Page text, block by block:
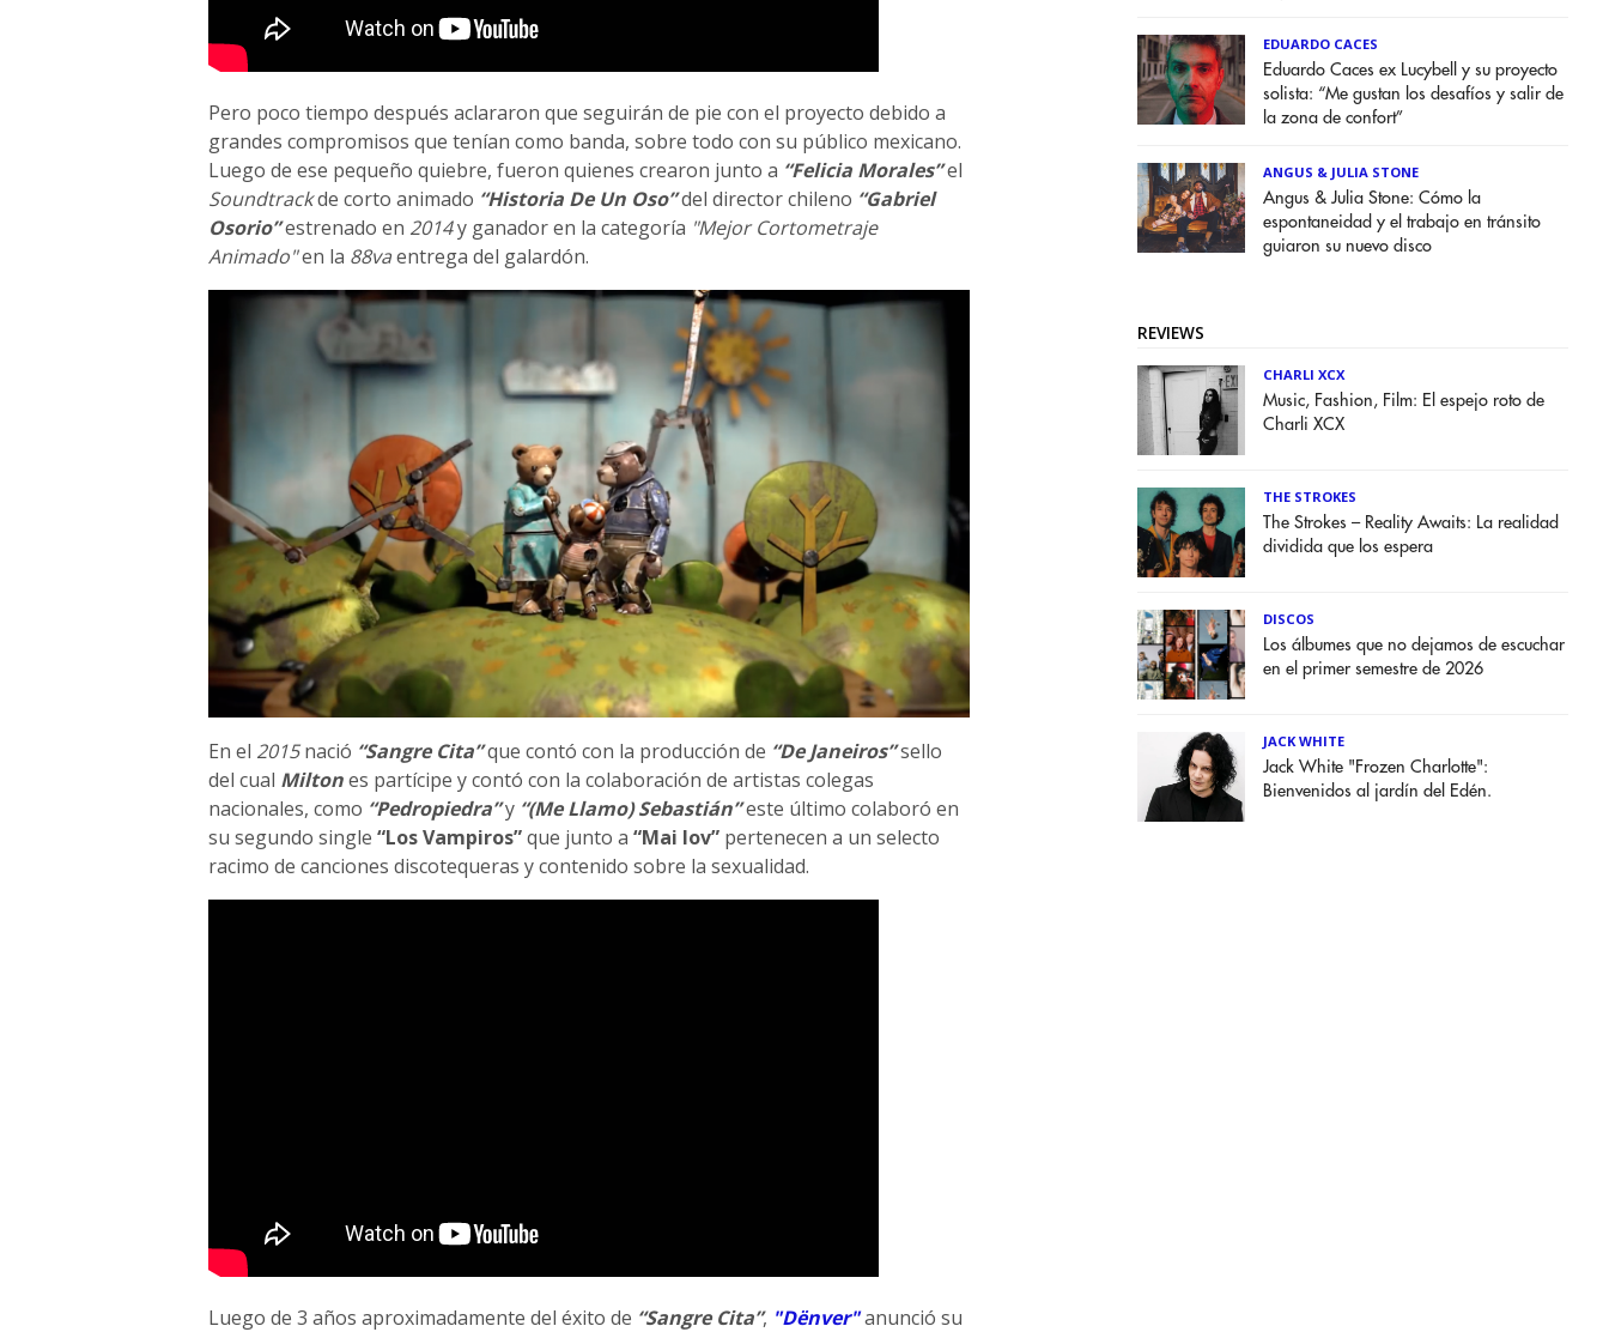
Pero poco tiempo después aclararon que seguirán de pie con el proyecto debido a
grandes compromisos que tenían como banda, sobre todo con su público mexicano.
Luego de ese pequeño quiebre, fueron quienes crearon junto a “Felicia Morales”el
Soundtrackde corto animado “Historia De Un Oso”del director chileno “Gabriel
Osorio”estrenado en 2014y ganador en la categoría "Mejor Cortometraje
Animado"en la 88vaentrega del galardón.
En el 2015nació “Sangre Cita”que contó con la producción de “De Janeiros”sello
del cual Miltones partícipe y contó con la colaboración de artistas colegas
nacionales, como “Pedropiedra”y “(Me Llamo) Sebastián”este último colaboró en
su segundo single “Los Vampiros”que junto a “Mai lov”pertenecen a un selecto
racimo de canciones discotequeras y contenido sobre la sexualidad.
Luego de 3 años aproximadamente del éxito de “Sangre Cita”, "Dënver"anunció su
EDUARDO CACES
Eduardo Caces ex Lucybell y su proyecto
solista: “Me gustan los desafíos y salir de
la zona de confort”
ANGUS & JULIA STONE
Angus & Julia Stone: Cómo la
espontaneidad y el trabajo en tránsito
guiaron su nuevo disco
REVIEWS
CHARLI XCX
Music, Fashion, Film: El espejo roto de
Charli XCX
THE STROKES
The Strokes – Reality Awaits: La realidad
dividida que los espera
DISCOS
Los álbumes que no dejamos de escuchar
en el primer semestre de 2026
JACK WHITE
Jack White "Frozen Charlotte":
Bienvenidos al jardín del Edén.